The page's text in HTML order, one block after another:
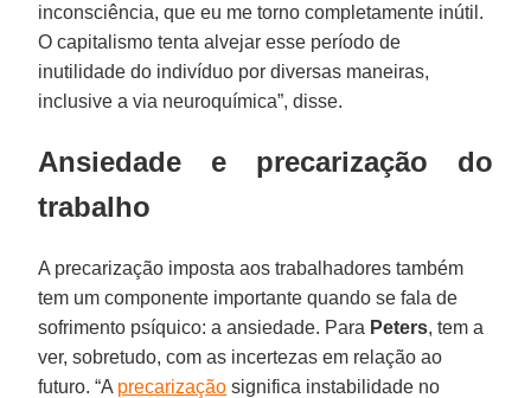
inconsciência, que eu me torno completamente inútil.
O capitalismo tenta alvejar esse período de
inutilidade do indivíduo por diversas maneiras,
inclusive a via neuroquímica”, disse.
Ansiedade e precarização do
trabalho
A precarização imposta aos trabalhadores também
tem um componente importante quando se fala de
sofrimento psíquico: a ansiedade. Para Peters, tem a
ver, sobretudo, com as incertezas em relação ao
futuro. “A precarização significa instabilidade no